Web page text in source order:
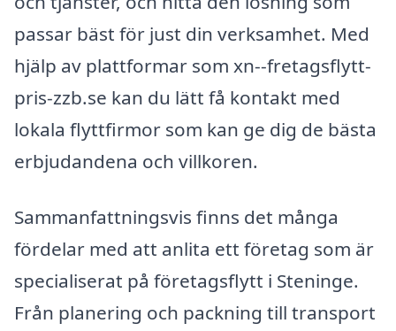
passar bäst för just din verksamhet. Med
hjälp av plattformar som xn--fretagsflytt-
pris-zzb.se kan du lätt få kontakt med
lokala flyttfirmor som kan ge dig de bästa
erbjudandena och villkoren.
Sammanfattningsvis finns det många
fördelar med att anlita ett företag som är
specialiserat på företagsflytt i Steninge.
Från planering och packning till transport